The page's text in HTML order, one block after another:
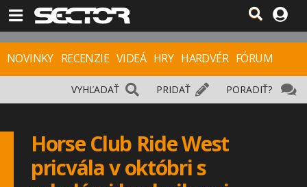
NOVINKY RECENZIE VIDEÁ HRY HARDVÉR FÓRUM
PORADIŤ?
PRIDAŤ
VYHĽADAŤ
Horse Club Ride West
pricvála v októbri s